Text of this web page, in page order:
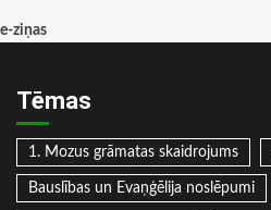
e-ziņas
Tēmas
1. Mozus grāmatas skaidrojums
Bauslības un Evaņģēlija noslēpumi